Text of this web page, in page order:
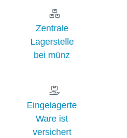
Zentrale
Lagerstelle
bei münz
Eingelagerte
Ware ist
versichert